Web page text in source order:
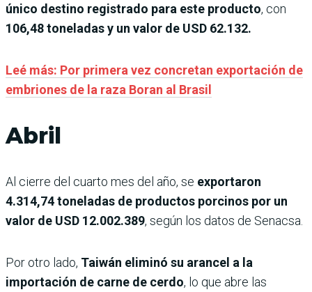
único destino registrado para este producto, con
106,48 toneladas y un valor de USD 62.132.
Leé más: Por primera vez concretan exportación de
embriones de la raza Boran al Brasil
Abril
Al cierre del cuarto mes del año, se exportaron
4.314,74 toneladas de productos porcinos por un
valor de USD 12.002.389, según los datos de Senacsa.
Por otro lado, Taiwán eliminó su arancel a la
importación de carne de cerdo, lo que abre las